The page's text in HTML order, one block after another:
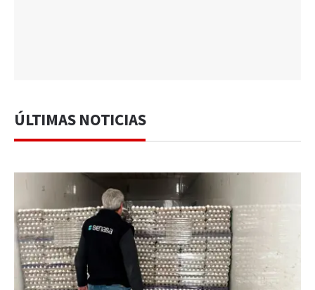
ÚLTIMAS NOTICIAS